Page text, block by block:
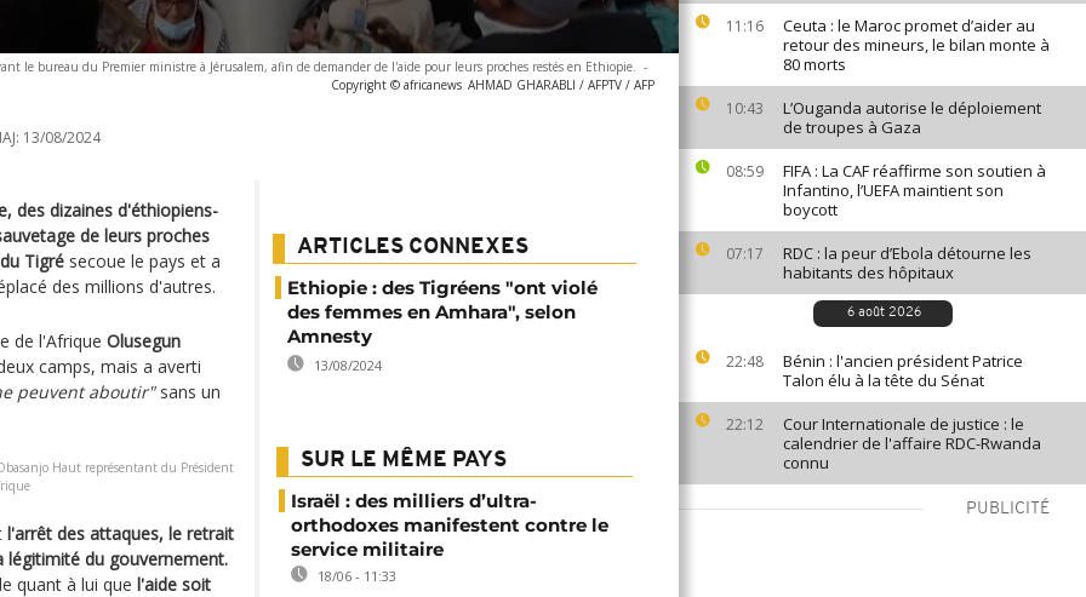
11:16
Ceuta : le Maroc promet d’aider au
retour des mineurs, le bilan monte à
80 morts
10:43
L’Ouganda autorise le déploiement
de troupes à Gaza
08:59
FIFA : La CAF réaffirme son soutien à
Infantino, l’UEFA maintient son
boycott
07:17
RDC : la peur d’Ebola détourne les
habitants des hôpitaux
6 août 2026
22:48
Bénin : l'ancien président Patrice
Talon élu à la tête du Sénat
22:12
Cour Internationale de justice : le
calendrier de l'affaire RDC-Rwanda
connu
PUBLICITÉ
le bureau du Premier ministre à Jérusalem, afin de demander de l'aide pour leurs proches restés en Ethiopie. -
Copyright © africanews AHMAD GHARABLI / AFPTV / AFP
13/08/2024
des dizaines d'éthiopiens-
de leurs proches
Tigré secoue le pays et a
des millions d'autres.
de l'Afrique Olusegun
camps, mais a averti
peuvent aboutir"sans un
Haut représentant du Président
l'arrêt des attaques, le retrait
légitimité du gouvernement.
quant à lui que l'aide soit
ARTICLES CONNEXES
Ethiopie : des Tigréens "ont violé
des femmes en Amhara", selon
Amnesty
13/08/2024
SUR LE MÊME PAYS
Israël : des milliers d’ultra-
orthodoxes manifestent contre le
service militaire
18/06 - 11:33